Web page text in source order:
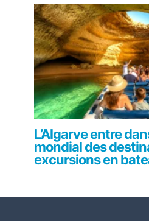
L’Algarve entre
mondial des
excursions en